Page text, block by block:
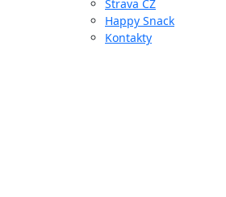
Strava CZ
Happy Snack
Kontakty